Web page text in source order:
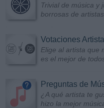
Trivial de música y
borrosas de artistas
Votaciones
Elige al artista que
es el mejor de
Preguntas de
¿A qué artista te
hizo la mejor